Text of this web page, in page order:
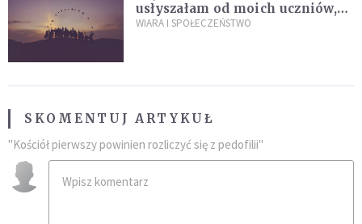
usłyszałam od moich uczniów,
idealnie tłumaczy nową
WIARA I SPOŁECZEŃSTWO
SKOMENTUJ ARTYKUŁ
"Kościół pierwszy powinien rozliczyć się z pedofilii"